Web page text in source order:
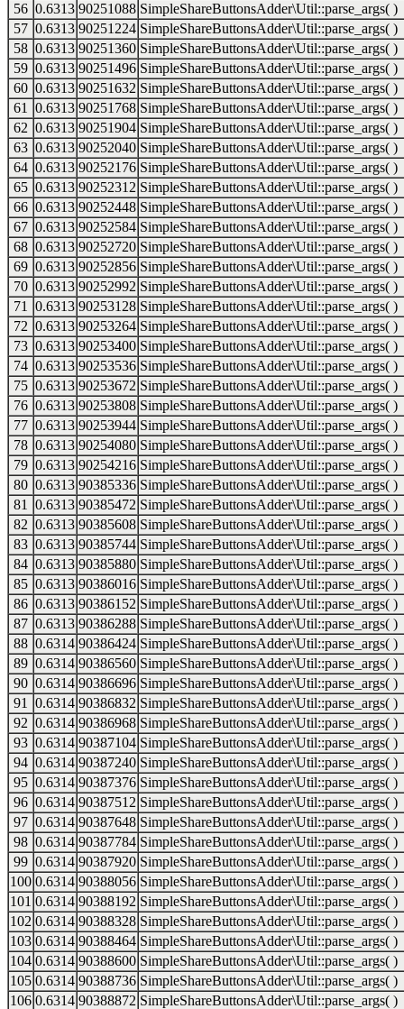
56 0.6313 90251088 SimpleShareButtonsAdder\Util::parse_args( )
57 0.6313 90251224 SimpleShareButtonsAdder\Util::parse_args( )
58 0.6313 90251360 SimpleShareButtonsAdder\Util::parse_args( )
59 0.6313 90251496 SimpleShareButtonsAdder\Util::parse_args( )
60 0.6313 90251632 SimpleShareButtonsAdder\Util::parse_args( )
61
0.6313 90251768 SimpleShareButtonsAdder\Util::parse_args( )
62 0.6313 90251904 SimpleShareButtonsAdder\Util::parse_args( )
63 0.6313 90252040 SimpleShareButtonsAdder\Util::parse_args( )
64 0.6313 90252176 SimpleShareButtonsAdder\Util::parse_args( )
65 0.6313 90252312 SimpleShareButtonsAdder\Util::parse_args( )
66 0.6313 90252448 SimpleShareButtonsAdder\Util::parse_args( )
67 0.6313 90252584 SimpleShareButtonsAdder\Util::parse_args( )
68 0.6313 90252720 SimpleShareButtonsAdder\Util::parse_args( )
69 0.6313 90252856 SimpleShareButtonsAdder\Util::parse_args( )
70 0.6313 90252992 SimpleShareButtonsAdder\Util::parse_args( )
71
0.6313 90253128 SimpleShareButtonsAdder\Util::parse_args( )
72 0.6313 90253264 SimpleShareButtonsAdder\Util::parse_args( )
73 0.6313 90253400 SimpleShareButtonsAdder\Util::parse_args( )
74 0.6313 90253536 SimpleShareButtonsAdder\Util::parse_args( )
75 0.6313 90253672 SimpleShareButtonsAdder\Util::parse_args( )
76 0.6313 90253808 SimpleShareButtonsAdder\Util::parse_args( )
77 0.6313 90253944 SimpleShareButtonsAdder\Util::parse_args( )
78 0.6313 90254080 SimpleShareButtonsAdder\Util::parse_args( )
79 0.6313 90254216 SimpleShareButtonsAdder\Util::parse_args( )
80 0.6313 90385336 SimpleShareButtonsAdder\Util::parse_args( )
81
0.6313 90385472 SimpleShareButtonsAdder\Util::parse_args( )
82 0.6313 90385608 SimpleShareButtonsAdder\Util::parse_args( )
83 0.6313 90385744 SimpleShareButtonsAdder\Util::parse_args( )
84 0.6313 90385880 SimpleShareButtonsAdder\Util::parse_args( )
85 0.6313 90386016 SimpleShareButtonsAdder\Util::parse_args( )
86 0.6313 90386152 SimpleShareButtonsAdder\Util::parse_args( )
87 0.6313 90386288 SimpleShareButtonsAdder\Util::parse_args( )
88 0.6314 90386424 SimpleShareButtonsAdder\Util::parse_args( )
89 0.6314 90386560 SimpleShareButtonsAdder\Util::parse_args( )
90 0.6314 90386696 SimpleShareButtonsAdder\Util::parse_args( )
91
0.6314 90386832 SimpleShareButtonsAdder\Util::parse_args( )
92 0.6314 90386968 SimpleShareButtonsAdder\Util::parse_args( )
93 0.6314 90387104 SimpleShareButtonsAdder\Util::parse_args( )
94 0.6314 90387240 SimpleShareButtonsAdder\Util::parse_args( )
95 0.6314 90387376 SimpleShareButtonsAdder\Util::parse_args( )
96 0.6314 90387512 SimpleShareButtonsAdder\Util::parse_args( )
97 0.6314 90387648 SimpleShareButtonsAdder\Util::parse_args( )
98 0.6314 90387784 SimpleShareButtonsAdder\Util::parse_args( )
99 0.6314 90387920 SimpleShareButtonsAdder\Util::parse_args( )
100 0.6314 90388056 SimpleShareButtonsAdder\Util::parse_args( )
101 0.6314 90388192 SimpleShareButtonsAdder\Util::parse_args( )
102 0.6314 90388328 SimpleShareButtonsAdder\Util::parse_args( )
103 0.6314 90388464 SimpleShareButtonsAdder\Util::parse_args( )
104 0.6314 90388600 SimpleShareButtonsAdder\Util::parse_args( )
105 0.6314 90388736 SimpleShareButtonsAdder\Util::parse_args( )
106 0.6314 90388872 SimpleShareButtonsAdder\Util::parse_args( )